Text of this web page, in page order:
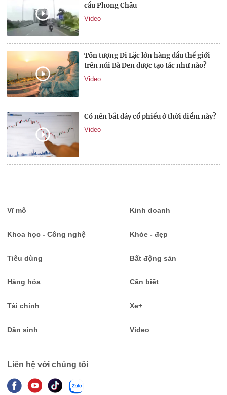
cầu Phong Châu
Video
Tôn tượng Di Lặc lớn hàng đầu thế giới
trên núi Bà Đen được tạo tác như nào?
Video
Có nên bắt đáy cổ phiếu ở thời điểm này?
Video
Vĩ mô Kinh doanh
Khoa học - Công nghệ Khỏe - đẹp
Tiêu dùng Bất động sản
Hàng hóa Cần biết
Tài chính Xe+
Dân sinh Video
Liên hệ với chúng tôi